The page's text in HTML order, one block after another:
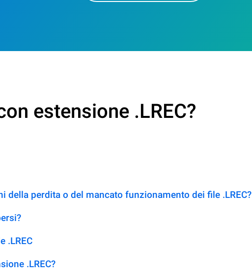
estensione .LREC?
della perdita o del mancato funzionamento dei file .LREC?
.LREC
.LREC?